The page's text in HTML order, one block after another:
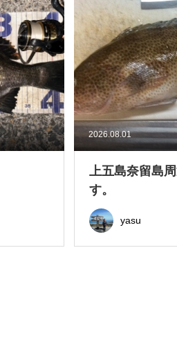
2026.08.01
上五島奈留島
す。
yasu